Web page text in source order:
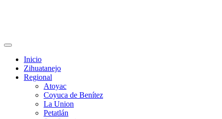
Primary
Inicio
Zihuatanejo
Regional
Atoyac
Coyuca de Benítez
La Union
Petatlán